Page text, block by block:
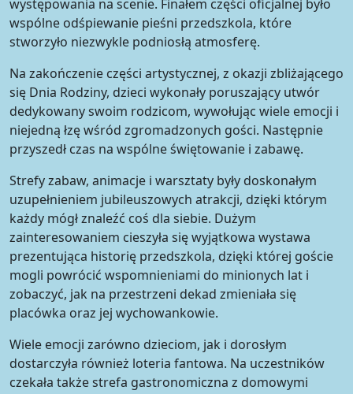
występowania na scenie. Finałem części oficjalnej było
wspólne odśpiewanie pieśni przedszkola, które
stworzyło niezwykle podniosłą atmosferę.
Na zakończenie części artystycznej, z okazji zbliżającego
się Dnia Rodziny, dzieci wykonały poruszający utwór
dedykowany swoim rodzicom, wywołując wiele emocji i
niejedną łzę wśród zgromadzonych gości. Następnie
przyszedł czas na wspólne świętowanie i zabawę.
Strefy zabaw, animacje i warsztaty były doskonałym
uzupełnieniem jubileuszowych atrakcji, dzięki którym
każdy mógł znaleźć coś dla siebie. Dużym
zainteresowaniem cieszyła się wyjątkowa wystawa
prezentująca historię przedszkola, dzięki której goście
mogli powrócić wspomnieniami do minionych lat i
zobaczyć, jak na przestrzeni dekad zmieniała się
placówka oraz jej wychowankowie.
Wiele emocji zarówno dzieciom, jak i dorosłym
dostarczyła również loteria fantowa. Na uczestników
czekała także strefa gastronomiczna z domowymi